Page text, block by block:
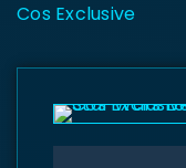
Cos Exclusive